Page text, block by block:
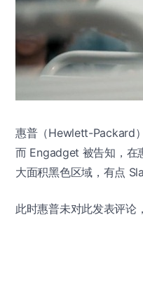
惠普（Hewlett-Packard
而 Engadget 被告知，在
大面积黑色区域，有点
此时惠普未对此发表评论